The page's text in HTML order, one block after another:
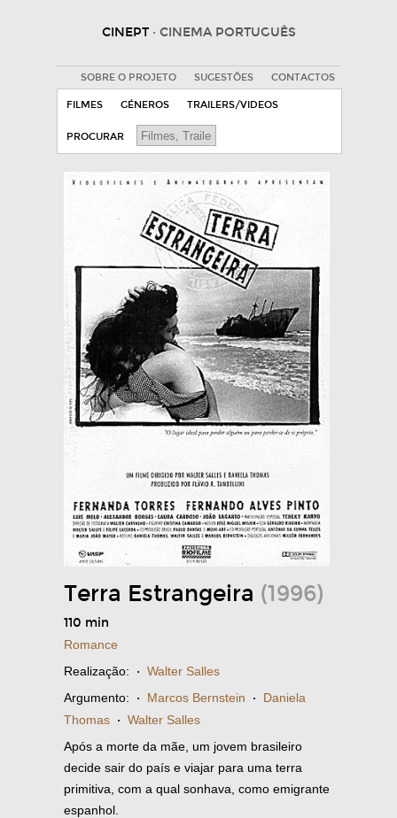
CINEPT · CINEMA PORTUGUÊS
SOBRE O PROJETO SUGESTÕES CONTACTOS
FILMES GÉNEROS TRAILERS/VIDEOS
PROCURAR
Terra Estrangeira (1996)
110 min
Romance
Realização: · Walter Salles
Argumento: · Marcos Bernstein · Daniela
Thomas · Walter Salles
Após a morte da mãe, um jovem brasileiro
decide sair do país e viajar para uma terra
primitiva, com a qual sonhava, como emigrante
espanhol.